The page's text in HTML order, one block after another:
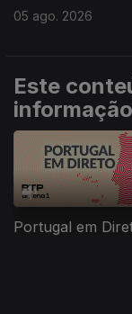
05 ago. 2026
Este
informação
Portugal em